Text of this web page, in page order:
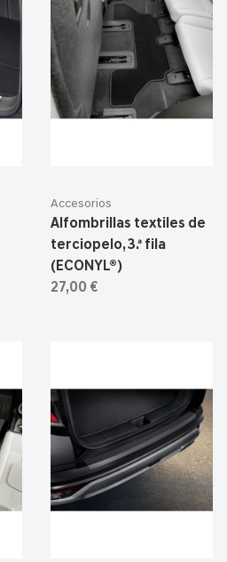
Accesorios
Alfombrillas textiles de
terciopelo, 3.ª fila
(ECONYL®)
27,00 €